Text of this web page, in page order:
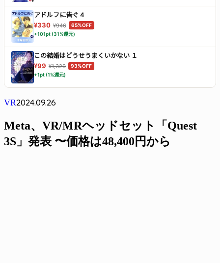
アドルフに告ぐ 4
¥330 ¥946
65%OFF
+101pt (31%還元)
この結婚はどうせうまくいかない １
¥99 ¥1,320
93%OFF
+1pt (1%還元)
VR2024.09.26
Meta、VR/MRヘッドセット「Quest
3S」発表 〜価格は48,400円から